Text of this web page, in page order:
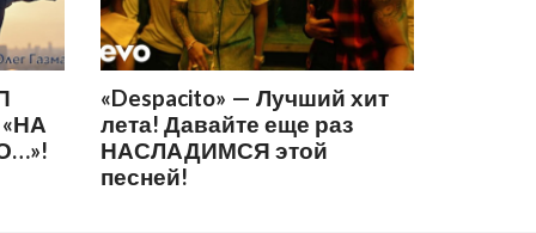
«Despacito» — Лучший хит
лета! Давайте еще раз
НАСЛАДИМСЯ этой
песней!